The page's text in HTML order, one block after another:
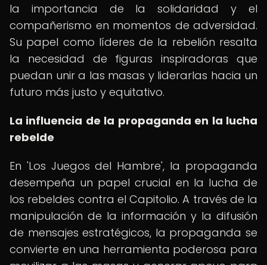
la importancia de la solidaridad y el
compañerismo en momentos de adversidad.
Su papel como líderes de la rebelión resalta
la necesidad de figuras inspiradoras que
puedan unir a las masas y liderarlas hacia un
futuro más justo y equitativo.
La influencia de la propaganda en la lucha
rebelde
En 'Los Juegos del Hambre', la propaganda
desempeña un papel crucial en la lucha de
los rebeldes contra el Capitolio. A través de la
manipulación de la información y la difusión
de mensajes estratégicos, la propaganda se
convierte en una herramienta poderosa para